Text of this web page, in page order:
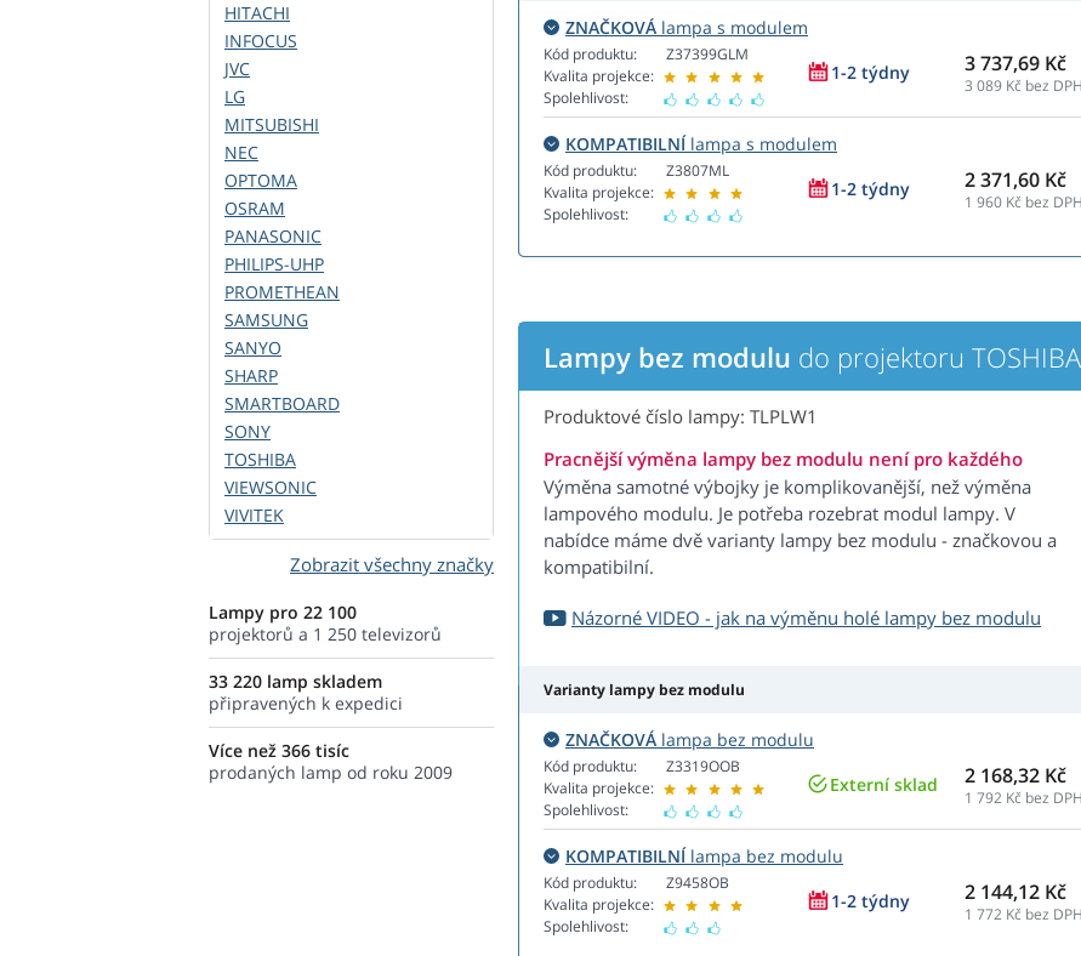
ZNAČKOVÁ lampa s modulem
Kód produktu:
Kvalita projekce:
Spolehlivost:
Z37399GLM
1-2 týdny 3 737,69 Kč
3 089 Kč bez DPH
KOMPATIBILNÍlampa s modulem
Kód produktu:
Kvalita projekce:
Spolehlivost:
Z3807ML
1-2 týdny 2 371,60 Kč
1 960 Kč bez DPH
Lampy bez modulu do projektoru
Produktové číslo lampy: TLPLW1
Pracnější výměna lampy bez modulu není pro každého
Výměna samotné výbojky je komplikovanější, než výměna
lampového modulu. Je potřeba rozebrat modul lampy. V
nabídce máme dvě varianty lampy bez modulu - značkovou a
kompatibilní.
Názorné VIDEO - jak na výměnu holé lampy bez modulu
Varianty lampy bez modulu
ZNAČKOVÁ lampa bez modulu
Kód produktu:
Kvalita projekce:
Spolehlivost:
Z3319OOB
Externí sklad 2 168,32 Kč
1 792 Kč bez DPH
KOMPATIBILNÍlampa bez modulu
Kód produktu:
Kvalita projekce:
Spolehlivost:
Z9458OB
1-2 týdny 2 144,12 Kč
1 772 Kč bez DPH
HITACHI
INFOCUS
JVC
LG
MITSUBISHI
NEC
OPTOMA
OSRAM
PANASONIC
PHILIPS-UHP
PROMETHEAN
SAMSUNG
SANYO
SHARP
SMARTBOARD
SONY
TOSHIBA
VIEWSONIC
VIVITEK
Zobrazit všechny značky
Lampy pro 22 100
projektorů a 1 250 televizorů
33 220 lamp skladem
připravených k expedici
Více než 366 tisíc
prodaných lamp od roku 2009